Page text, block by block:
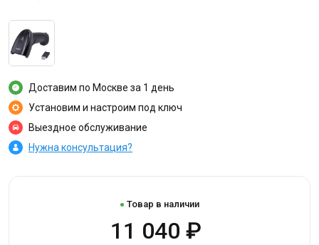
Доставим по Москве за 1 день
Установим и настроим под ключ
Выездное обслуживание
Нужна консультация?
Товар в наличии
11 040 ₽